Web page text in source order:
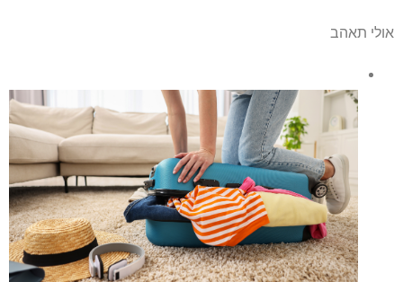
אולי תאהב